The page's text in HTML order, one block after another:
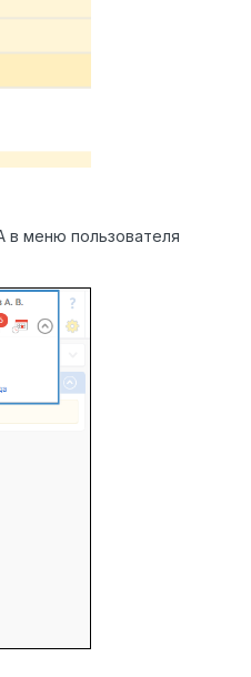
в меню пользователя